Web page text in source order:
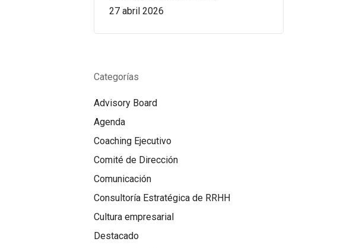
27 abril 2026
Categorías
Advisory Board
Agenda
Coaching Ejecutivo
Comité de Dirección
Comunicación
Consultoría Estratégica de RRHH
Cultura empresarial
Destacado